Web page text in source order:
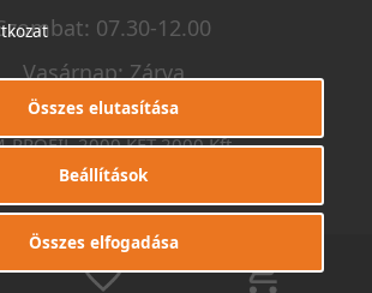
0
07.30-12.00
Vasárnap: Zárva
PROFIL 2000 KFT 2000 Kft.
Minden jog fenntartva.
KészítetteI.T.C. Kft.
Összes elutasítása
Beállítások
Összes elfogadása